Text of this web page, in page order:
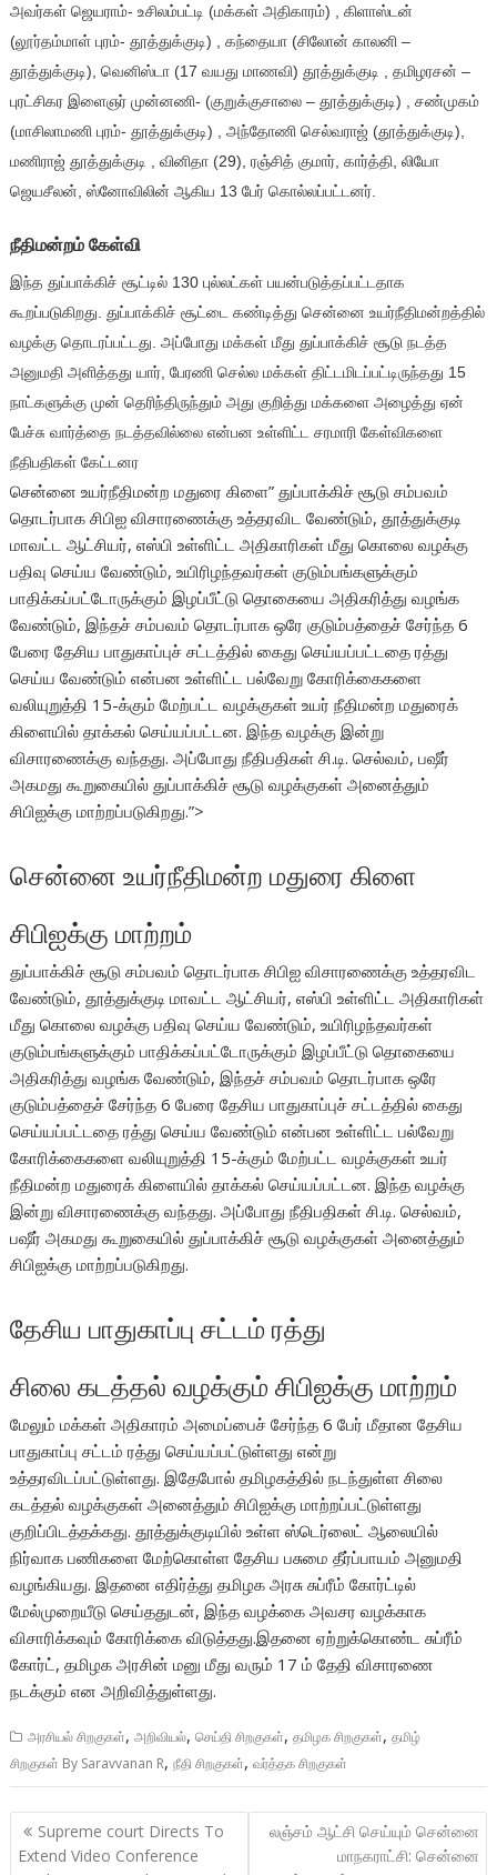
அவர்கள் ஜெயராம்- உசிலம்பட்டி (மக்கள் அதிகாரம்) , கிளாஸ்டன்
(லூர்தம்மாள் புரம்- தூத்துக்குடி) , கந்தையா (சிலோன் காலனி –
தூத்துக்குடி), வெனிஸ்டா (17 வயது மாணவி) தூத்துக்குடி , தமிழரசன் –
புரட்சிகர இளைஞர் முன்னணி- (குறுக்குசாலை – தூத்துக்குடி) , சண்முகம்
(மாசிலாமணி புரம்- தூத்துக்குடி) , அந்தோணி செல்வராஜ் (தூத்துக்குடி),
மணிராஜ் தூத்துக்குடி , வினிதா (29), ரஞ்சித் குமார், கார்த்தி, லியோ
ஜெயசீலன், ஸ்னோவிலின் ஆகிய 13 பேர் கொல்லப்பட்டனர்.
நீதிமன்றம் கேள்வி
இந்த துப்பாக்கிச் சூட்டில் 130 புல்லட்கள் பயன்படுத்தப்பட்டதாக
கூறப்படுகிறது. துப்பாக்கிச் சூட்டை கண்டித்து சென்னை உயர்நீதிமன்றத்தில்
வழக்கு தொடரப்பட்டது. அப்போது மக்கள் மீது துப்பாக்கிச் சூடு நடத்த
அனுமதி அளித்தது யார், பேரணி செல்ல மக்கள் திட்டமிடப்பட்டிருந்தது 15
நாட்களுக்கு முன் தெரிந்திருந்தும் அது குறித்து மக்களை அழைத்து ஏன்
பேச்சு வார்த்தை நடத்தவில்லை என்பன உள்ளிட்ட சரமாரி கேள்விகளை
நீதிபதிகள் கேட்டனர
சென்னை உயர்நீதிமன்ற மதுரை கிளை” துப்பாக்கிச் சூடு சம்பவம்
தொடர்பாக சிபிஐ விசாரணைக்கு உத்தரவிட வேண்டும், தூத்துக்குடி
மாவட்ட ஆட்சியர், எஸ்பி உள்ளிட்ட அதிகாரிகள் மீது கொலை வழக்கு
பதிவு செய்ய வேண்டும், உயிரிழந்தவர்கள் குடும்பங்களுக்கும்
பாதிக்கப்பட்டோருக்கும் இழப்பீட்டு தொகையை அதிகரித்து வழங்க
வேண்டும், இந்தச் சம்பவம் தொடர்பாக ஒரே குடும்பத்தைச் சேர்ந்த 6
பேரை தேசிய பாதுகாப்புச் சட்டத்தில் கைது செய்யப்பட்டதை ரத்து
செய்ய வேண்டும் என்பன உள்ளிட்ட பல்வேறு கோரிக்கைகளை
வலியுறுத்தி 15-க்கும் மேற்பட்ட வழக்குகள் உயர் நீதிமன்ற மதுரைக்
கிளையில் தாக்கல் செய்யப்பட்டன. இந்த வழக்கு இன்று
விசாரணைக்கு வந்தது. அப்போது நீதிபதிகள் சி.டி. செல்வம், பஷீர்
அகமது கூறுகையில் துப்பாக்கிச் சூடு வழக்குகள் அனைத்தும்
சிபிஐக்கு மாற்றப்படுகிறது.”>
சென்னை உயர்நீதிமன்ற மதுரை கிளை
சிபிஐக்கு மாற்றம்
துப்பாக்கிச் சூடு சம்பவம் தொடர்பாக சிபிஐ விசாரணைக்கு உத்தரவிட
வேண்டும், தூத்துக்குடி மாவட்ட ஆட்சியர், எஸ்பி உள்ளிட்ட அதிகாரிகள்
மீது கொலை வழக்கு பதிவு செய்ய வேண்டும், உயிரிழந்தவர்கள்
குடும்பங்களுக்கும் பாதிக்கப்பட்டோருக்கும் இழப்பீட்டு தொகையை
அதிகரித்து வழங்க வேண்டும், இந்தச் சம்பவம் தொடர்பாக ஒரே
குடும்பத்தைச் சேர்ந்த 6 பேரை தேசிய பாதுகாப்புச் சட்டத்தில் கைது
செய்யப்பட்டதை ரத்து செய்ய வேண்டும் என்பன உள்ளிட்ட பல்வேறு
கோரிக்கைகளை வலியுறுத்தி 15-க்கும் மேற்பட்ட வழக்குகள் உயர்
நீதிமன்ற மதுரைக் கிளையில் தாக்கல் செய்யப்பட்டன. இந்த வழக்கு
இன்று விசாரணைக்கு வந்தது. அப்போது நீதிபதிகள் சி.டி. செல்வம்,
பஷீர் அகமது கூறுகையில் துப்பாக்கிச் சூடு வழக்குகள் அனைத்தும்
சிபிஐக்கு மாற்றப்படுகிறது.
தேசிய பாதுகாப்பு சட்டம் ரத்து
சிலை கடத்தல் வழக்கும் சிபிஐக்கு மாற்றம்
மேலும் மக்கள் அதிகாரம் அமைப்பைச் சேர்ந்த 6 பேர் மீதான தேசிய
பாதுகாப்பு சட்டம் ரத்து செய்யப்பட்டுள்ளது என்று
உத்தரவிடப்பட்டுள்ளது. இதேபோல் தமிழகத்தில் நடந்துள்ள சிலை
கடத்தல் வழக்குகள் அனைத்தும் சிபிஐக்கு மாற்றப்பட்டுள்ளது
குறிப்பிடத்தக்கது. தூத்துக்குடியில் உள்ள ஸ்டெர்லைட் ஆலையில்
நிர்வாக பணிகளை மேற்கொள்ள தேசிய பசுமை தீர்ப்பாயம் அனுமதி
வழங்கியது. இதனை எதிர்த்து தமிழக அரசு சுப்ரீம் கோர்ட்டில்
மேல்முறையீடு செய்ததுடன், இந்த வழக்கை அவசர வழக்காக
விசாரிக்கவும் கோரிக்கை விடுத்தது.இதனை ஏற்றுக்கொண்ட சுப்ரீம்
கோர்ட், தமிழக அரசின் மனு மீது வரும் 17 ம் தேதி விசாரணை
நடக்கும் என அறிவித்துள்ளது.
அரசியல் சிறகுகள்,அறிவியல்,செய்தி சிறகுகள்,தமிழக சிறகுகள்,தமிழ்
சிறகுகள் By Saravvanan R,நீதி சிறகுகள்,வர்த்தக சிறகுகள்
Post
navigation
Supreme court Directs To
Extend Video Conference
லஞ்சம் ஆட்சி செய்யும் சென்னை
மாநகராட்சி: சென்னை